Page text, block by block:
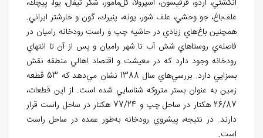
انگشتي، اردو، فرفيسون، آسپرولا، گلمامور، شكر تيفال، يوا، پيچك،
علفباغ، جو وحشي، علف شور، پونه، پنيرك، گون و خارشتر ايراني.
همچنين باغهاي زيادي در حاشيه چپ و راست رودخانه راميان در
فاصلهي روستاهاي شش آب تا شهر راميان و پس از آن تا انتهاي
رودخانه وجود دارد كه در معيشت و اقتصاد اهالي منطقه نقش
بسزايي دارد. بررسيهاي سال 1388 نشان مي
دهد كه 53 قطعه
زمين به عنوان بستر متروكه شناسايي شده است. از اين قطعات،
26/87 هكتار در ساحل چپ و 77/24 هكتار در ساحل راست قرار
دارند. در نتيجه، پيشروي رودخانه بهطور عمده در ساحل راست
است.